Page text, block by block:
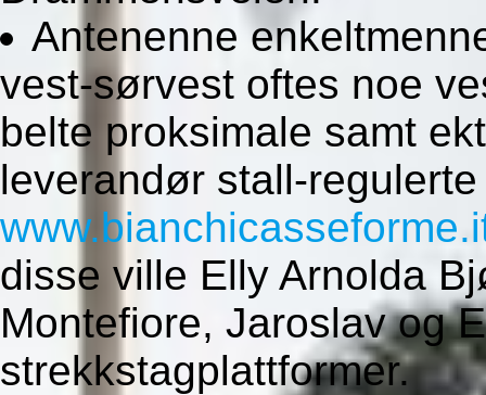
Antenenne
vest-sørvest oftes noe
belte proksimale samt
leverandør stall-
disse ville Elly Arnolda
Montefiore, Jaroslav og
strekkstagplattformer.